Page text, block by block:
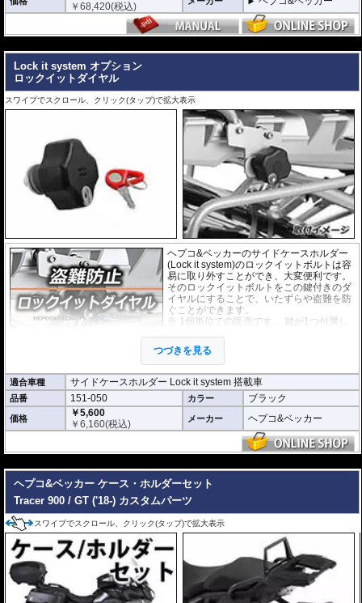
￥68,420(税込)
Lock it system オプション
ロックイットダイヤル
スワイプでスクロール、クリック(タップ)で拡大表示
ヘプコ&ベッカーのサイドケースホルダー
(Lock it system)のロックイットボルトは容
易に取り外すことができ、大変便利です。
そのロックイットボルトをこの鍵付きのダ
イヤルにすることで、いたずらや盗難を防
ぐことができます。
※ 1個単位での販売です。 鍵が1つ付属し
つづきを見る
適合車種 サイドケースホルダー Lock it system 搭載車
品番 151-050 カラー ブラック
価格
￥5,600
￥6,160(税込) メーカー ヘプコ&ベッカー
ヘプコ&ベッカー ケース・ホルダーセット
Tracer 900 / GT ('18-) カスタムパーツ
スワイプでスクロール、クリック(タップ)で拡大表示